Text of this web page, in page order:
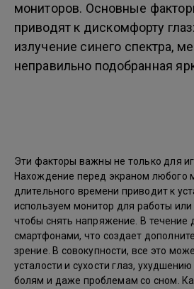
мониторов. Основные
приводят к дискомфорту
излучение синего спектра,
неправильно подобранная
Эти факторы важны не только для
Нахождение перед экраном любого
длительного времени приводит к
используем монитор для работы
чтобы снять напряжение. В течение
смартфонами, что создает
зрение. В совокупности, все это
усталости и сухости глаз,
болям и даже проблемам со сном.